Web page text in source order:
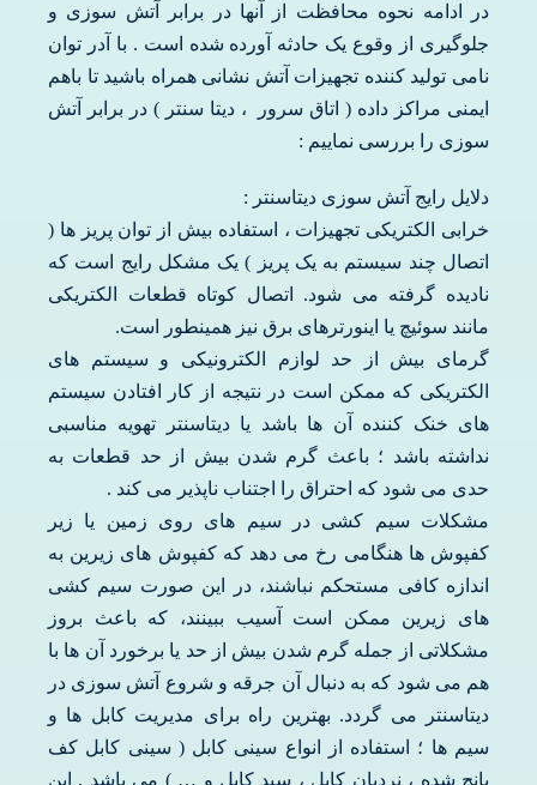
در ادامه نحوه محافظت از آنها در برابر آتش سوزی و
جلوگیری از وقوع یک حادثه آورده شده است . با آدر توان
نامی تولید کننده تجهیزات آتش نشانی همراه باشید تا باهم
ایمنی مراکز داده ( اتاق سرور ، دیتا سنتر ) در برابر آتش
سوزی را بررسی نماییم :
دلایل رایج آتش سوزی دیتاسنتر :
خرابی الکتریکی تجهیزات ، استفاده بیش از توان پریز ها (
اتصال چند سیستم به یک پریز ) یک مشکل رایج است که
نادیده گرفته می شود. اتصال کوتاه قطعات الکتریکی
مانند سوئیچ یا اینورترهای برق نیز همینطور است.
گرمای بیش از حد لوازم الکترونیکی و سیستم های
الکتریکی که ممکن است در نتیجه از کار افتادن سیستم
های خنک کننده آن ها باشد یا دیتاسنتر تهویه مناسبی
نداشته باشد ؛ باعث گرم شدن بیش از حد قطعات به
حدی می شود که احتراق را اجتناب ناپذیر می کند .
مشکلات سیم کشی در سیم های روی زمین یا زیر
کفپوش ها هنگامی رخ می دهد که کفپوش های زیرین به
اندازه کافی مستحکم نباشند، در این صورت سیم کشی
های زیرین ممکن است آسیب ببینند، که باعث بروز
مشکلاتی از جمله گرم شدن بیش از حد یا برخورد آن ها با
هم می شود که به دنبال آن جرقه و شروع آتش سوزی در
دیتاسنتر می گردد. بهترین راه برای مدیریت کابل ها و
سیم ها ؛ استفاده از انواع سینی کابل ( سینی کابل کف
پانچ شده ، نردبان کابل ، سبد کابل و … ) می باشد . این